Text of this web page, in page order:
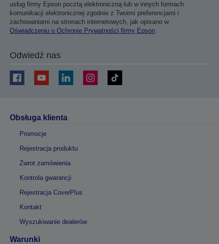
usług firmy Epson pocztą elektroniczną lub w innych formach
komunikacji elektronicznej zgodnie z Twoimi preferencjami i
zachowaniami na stronach internetowych, jak opisano w
Oświadczeniu o Ochronie Prywatności firmy Epson.
Odwiedź nas
Obsługa klienta
Promocje
Rejestracja produktu
Zwrot zamówienia
Kontrola gwarancji
Rejestracja CoverPlus
Kontakt
Wyszukiwanie dealerów
Warunki